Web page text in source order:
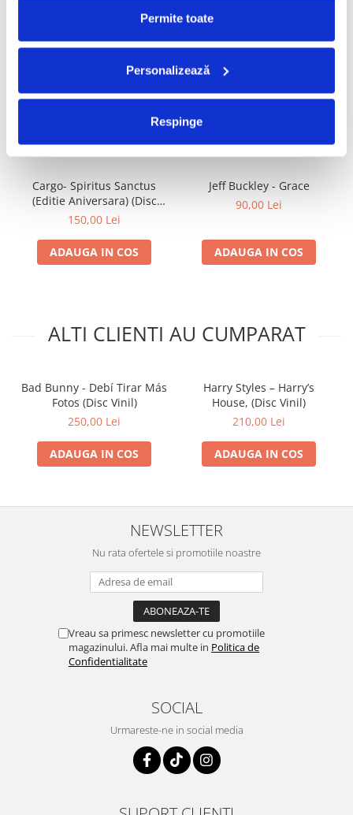
Permite toate
Personalizează
Respinge
FRECVENT CUMPARATE
IMPREUNA
Cargo- Spiritus Sanctus
(Editie Aniversara) (Disc
Vinil)
150,00 Lei
ADAUGA IN COS
Jeff Buckley - Grace
90,00 Lei
ADAUGA IN COS
ALTI CLIENTI AU CUMPARAT
Bad Bunny - Debí Tirar Más
Fotos (Disc Vinil)
250,00 Lei
ADAUGA IN COS
Harry Styles – Harry’s
House, (Disc Vinil)
210,00 Lei
ADAUGA IN COS
NEWSLETTER
Nu rata ofertele si promotiile noastre
Vreau sa primesc newsletter cu promotiile
magazinului. Afla mai multe in Politica de
Confidentialitate
SOCIAL
Urmareste-ne in social media